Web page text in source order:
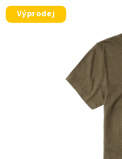
5
hvězdiček.
Výprodej